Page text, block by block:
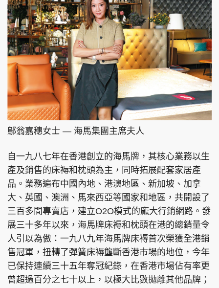
關於我們
聯絡我們
隱私政策聲明
使用條款
版權及免責聲明
Copyright © 東周網 版權所有 . 不得轉載
©Eastweek.com.hk. All rights reserved.
鄔翁嘉穗女士 — 海馬集團主席夫人
自一九八七年在香港創立的海馬牌，其核心業務以生
產及銷售的床褥和枕頭為主，同時拓展配套家居產
品。業務遍布中國內地、港澳地區、新加坡、加拿
大、英國、澳洲、馬來西亞等國家和地區，共開設了
三百多間專賣店，建立O2O模式的龐大行銷網路。發
展三十多年以來，海馬牌床褥和枕頭在港的總銷量令
人引以為傲：一九八九年海馬牌床褥首次榮獲全港銷
售冠軍，扭轉了彈簧床褥壟斷香港市場的地位，今年
已保持連續三十五年奪冠紀錄，在香港市場佔有率更
曾超過百分之七十以上，以極大比數拋離其他品牌；